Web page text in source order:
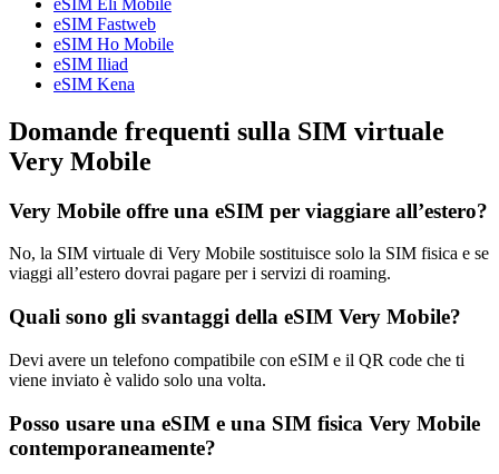
eSIM Fastweb
eSIM Ho Mobile
eSIM Iliad
eSIM Kena
Domande frequenti sulla SIM virtuale
Very Mobile
Very Mobile offre una eSIM per viaggiare all’estero?
No, la SIM virtuale di Very Mobile sostituisce solo la SIM fisica e se
viaggi all’estero dovrai pagare per i servizi di roaming.
Quali sono gli svantaggi della eSIM Very Mobile?
Devi avere un telefono compatibile con eSIM e il QR code che ti
viene inviato è valido solo una volta.
Posso usare una eSIM e una SIM fisica Very Mobile
contemporaneamente?